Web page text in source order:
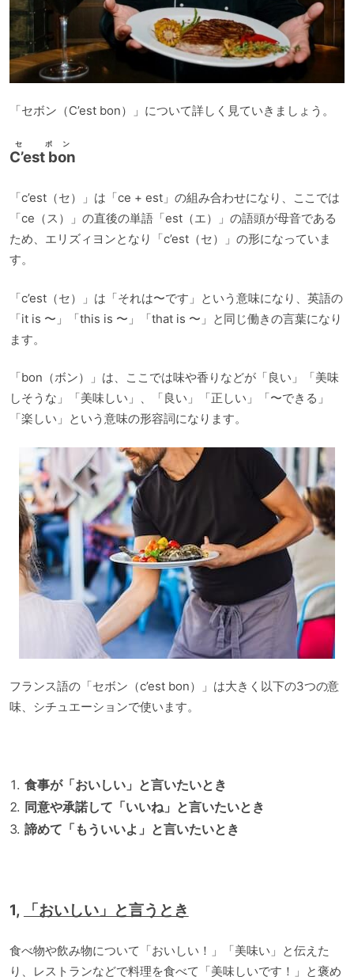
「セボン（C’est bon）」について詳しく見ていきましょう。
C’est bon
セ ボン
「c’est（セ）」は「ce + est」の組み合わせになり、ここでは
「ce（ス）」の直後の単語「est（エ）」の語頭が母音である
ため、エリズィヨンとなり「c’est（セ）」の形になっていま
す。
「c’est（セ）」は「それは〜です」という意味になり、英語の
「it is 〜」「this is 〜」「that is 〜」と同じ働きの言葉になり
ます。
「bon（ボン）」は、ここでは味や香りなどが「良い」「美味
しそうな」「美味しい」、「良い」「正しい」「〜できる」
「楽しい」という意味の形容詞になります。
フランス語の「セボン（c’est bon）」は大きく以下の3つの意
味、シチュエーションで使います。
食事が「おいしい」と言いたいとき
同意や承諾して「いいね」と言いたいとき
諦めて「もういいよ」と言いたいとき
1, 「おいしい」と言うとき
食べ物や飲み物について「おいしい！」「美味い」と伝えた
り、レストランなどで料理を食べて「美味しいです！」と褒め